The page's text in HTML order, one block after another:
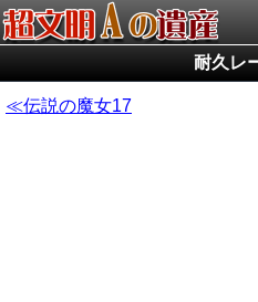
耐久レ
伝説の魔女17